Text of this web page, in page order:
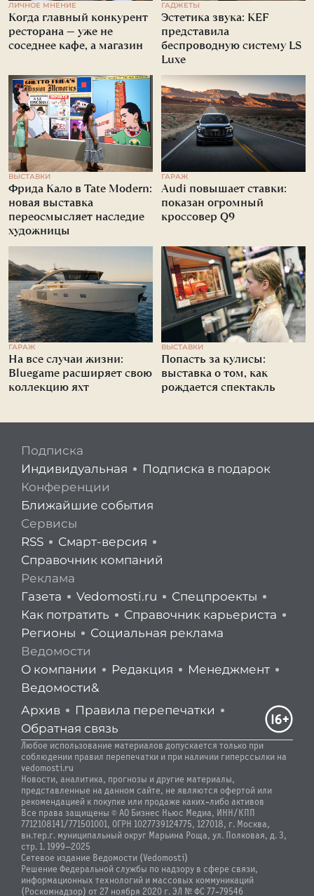
ЛИЧНОЕ МНЕНИЕ
Когда главный конкурент
ресторана — уже не
соседнее кафе, а магазин
ГАДЖЕТЫ
Эстетика звука: KEF
представила
беспроводную систему LS
Luxe
ВЫСТАВКИ
Фрида Кало в Tate Modern:
новая выставка
переосмысляет наследие
художницы
ГАРАЖ
Audi повышает ставки:
показан огромный
кроссовер Q9
ГАРАЖ
На все случаи жизни:
Bluegame расширяет свою
коллекцию яхт
ВЫСТАВКИ
Попасть за кулисы:
выставка о том, как
рождается спектакль
Подписка
Индивидуальная
Подписка в подарок
Конференции
Ближайшие события
Сервисы
RSS
Смарт-версия
Справочник компаний
Реклама
Газета
Vedomosti.ru
Спецпроекты
Как потратить
Справочник карьериста
Регионы
Социальная реклама
Ведомости
О компании
Редакция
Менеджмент
Ведомости&
Архив
Правила перепечатки
Обратная связь
Любое использование материалов допускается только при
соблюдении правил перепечатки и при наличии гиперссылки на
vedomosti.ru
Новости, аналитика, прогнозы и другие материалы,
представленные на данном сайте, не являются офертой или
рекомендацией к покупке или продаже каких-либо активов
Все права защищены © АО Бизнес Ньюс Медиа, ИНН/КПП
7712108141/771501001, ОГРН 1027739124775, 127018, г. Москва,
вн.тер.г. муниципальный округ Марьина Роща, ул. Полковая, д. 3,
стр. 1. 1999—2025
Сетевое издание Ведомости (Vedomosti)
Решение Федеральной службы по надзору в сфере связи,
информационных технологий и массовых коммуникаций
(Роскомнадзор) от 27 ноября 2020 г. ЭЛ № ФС 77-79546